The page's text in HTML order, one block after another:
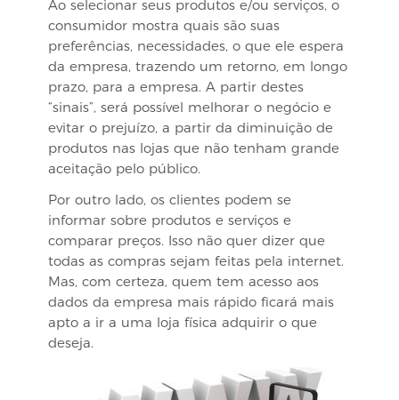
Ao selecionar seus produtos e/ou serviços, o
consumidor mostra quais são suas
preferências, necessidades, o que ele espera
da empresa, trazendo um retorno, em longo
prazo, para a empresa. A partir destes
“sinais”, será possível melhorar o negócio e
evitar o prejuízo, a partir da diminuição de
produtos nas lojas que não tenham grande
aceitação pelo público.
Por outro lado, os clientes podem se
informar sobre produtos e serviços e
comparar preços. Isso não quer dizer que
todas as compras sejam feitas pela internet.
Mas, com certeza, quem tem acesso aos
dados da empresa mais rápido ficará mais
apto a ir a uma loja física adquirir o que
deseja.